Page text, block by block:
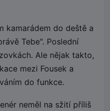
kamarádem do deště a
Tebe". Poslední
Ale nějak takto,
mezi Fousek a
do funkce.
neměl na sžití příliš